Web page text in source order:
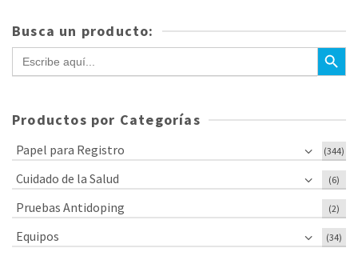
Busca un producto:
Buscar: Botón de
Productos por Categorías
Papel para Registro (344)
Cuidado de la Salud (6)
Pruebas Antidoping (2)
Equipos (34)